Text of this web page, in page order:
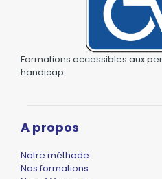
Formations accessibles aux
handicap
A propos
Notre méthode
Nos formations